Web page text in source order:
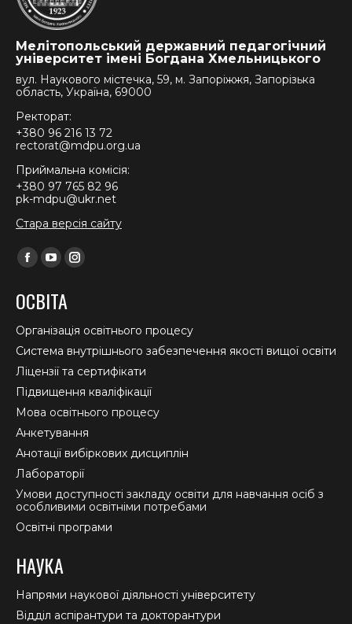
Мелітопольський державний педагогічний
університет імені Богдана Хмельницького
вул. Наукового містечка, 59, м. Запоріжжя, Запорізька
область, Україна, 69000
Ректорат:
+380 96 216 13 72
rectorat@mdpu.org.ua
Приймальна комісія:
+380 97 765 82 96
pk-mdpu@ukr.net
Стара версія сайту
Find us on:
Facebook
opens
in
new
window
YouTube
opens
in
new
window
Instagram
in
new
window
ОСВІТА
Організація освітнього процесу
Система внутрішнього забезпечення якості вищої освіти
Ліцензії та сертифікати
Підвищення кваліфікації
Мова освітнього процесу
Анкетування
Анотації вибіркових дисциплін
Лабораторії
Умови доступності закладу освіти для навчання осіб з
особливими освітніми потребами
Освітні програми
НАУКА
Напрями наукової діяльності університету
Відділ аспірантури та докторантури